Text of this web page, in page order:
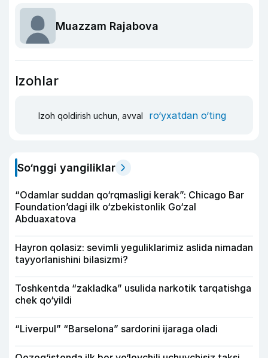
Muazzam Rajabova
Izohlar
Izoh qoldirish uchun, avval ro‘yxatdan o‘ting
So‘nggi yangiliklar
“Odamlar suddan qo‘rqmasligi kerak”: Chicago Bar
Foundation’dagi ilk o‘zbekistonlik Go‘zal
Abduaxatova
Hayron qolasiz: sevimli yeguliklarimiz aslida nimadan
tayyorlanishini bilasizmi?
Toshkentda “zakladka” usulida narkotik tarqatishga
chek qo‘yildi
“Liverpul” “Barselona” sardorini ijaraga oladi